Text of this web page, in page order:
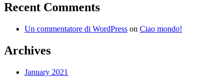
Recent Comments
Un commentatore di WordPress on Ciao mondo!
Archives
January 2021